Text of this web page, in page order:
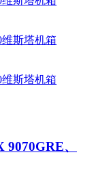
、